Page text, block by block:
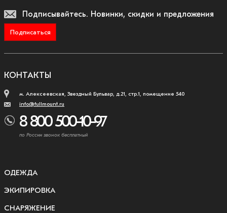
Подписывайтесь. Новинки, скидки и предложения
Подписаться
КОНТАКТЫ
м. Алексеевская, Звездный Бульвар, д.21, стр.1, помещение 540
info@fullmount.ru
8 800 500-10-97
по России звонок бесплатный
ОДЕЖДА
ЭКИПИРОВКА
СНАРЯЖЕНИЕ